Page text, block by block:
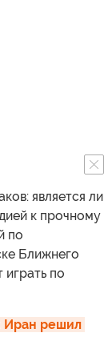
является ли
к прочному
по
Ближнего
по
Иран решил